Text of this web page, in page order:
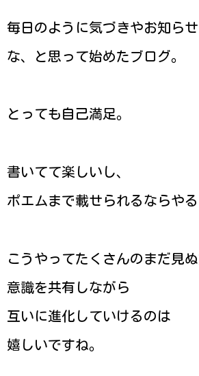
毎日のように気づきやお知ら
な、と思って始めたブログ。
とっても自己満足。
書いてて楽しいし、
ポエムまで載せられるならやる
こうやってたくさんのまだ見
意識を共有しながら
互いに進化していけるのは
嬉しいですね。